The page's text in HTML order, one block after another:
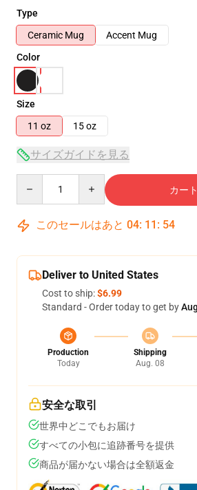
Type
Ceramic Mug
Accent Mug
Color
Size
11 oz
15 oz
サイズガイドを見る
カー
このセールはあと 04: 11 : 54
Deliver to United States
Cost to ship:$6.99
Standard - Order today to get by
Production
Today
Shipping
Aug. 08
安全な取引
世界中どこでもお届け
すべての小包に追跡番号を提供
商品が届かない場合は全額返金